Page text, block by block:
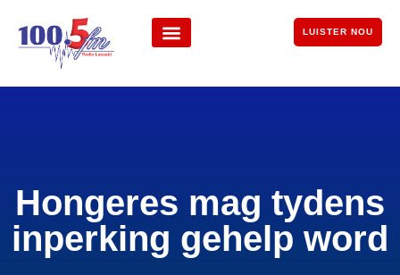
LUISTER NOU
Hongeres mag tydens
inperking gehelp word